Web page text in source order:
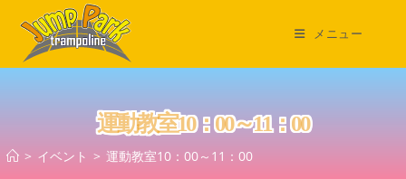
ス
メニュー
運動教室10：00～11：00
> イベント > 運動教室10：00～11：00